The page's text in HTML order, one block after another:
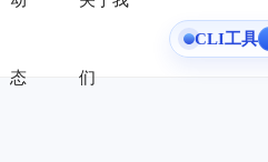
态 们
CLI工具